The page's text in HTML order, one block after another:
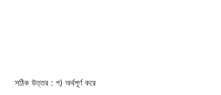
সঠিক উত্তর : গ) অর্থপূর্ণ করে